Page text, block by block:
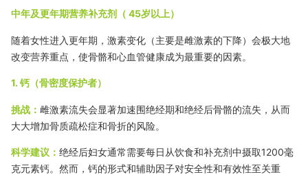
中年及更年期营养补充剂（ 45岁以上）
随着女性进入更年期，激素变化（主要是雌激素的下降）会极大地
改变营养重点，使骨骼和心血管健康成为最重要的因素。
1. 钙（骨密度保护者）
挑战： 雌激素流失会显著加速围绝经期和绝经后骨骼的流失，从而
大大增加骨质疏松症和骨折的风险。
科学建议： 绝经后妇女通常需要每日从饮食和补充剂中摄取1200毫
克元素钙。然而，钙的形式和辅助因子对安全性和有效性至关重